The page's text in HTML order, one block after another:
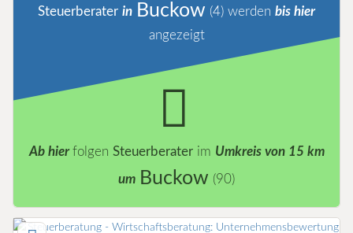
Steuerberater in Buckow (4) werden bis hier
angezeigt
Ab hierfolgen Steuerberaterim Umkreis von 15 km
um Buckow (90)